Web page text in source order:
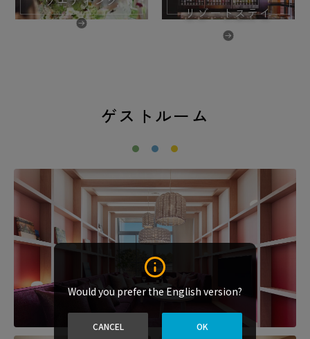
Would you prefer the English version?
CANCEL OK
リゾートステイ
ゲストルーム